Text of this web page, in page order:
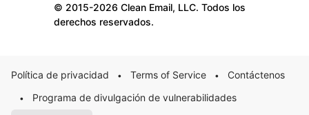
© 2015-2026 Clean Email, LLC. Todos los
derechos reservados.
Política de privacidad • Terms of Service • Contáctenos
•
Programa de divulgación de vulnerabilidades